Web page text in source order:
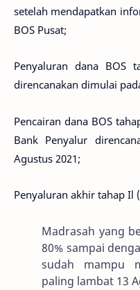
setelah mendapatkan
BOS Pusat;
Penyaluran dana BOS
direncanakan dimulai
Pencairan dana BOS
Bank Penyalur
Agustus 2021;
Penyaluran akhir tahap Il
Madrasah yang
80% sampai
sudah mampu
paling lambat 13